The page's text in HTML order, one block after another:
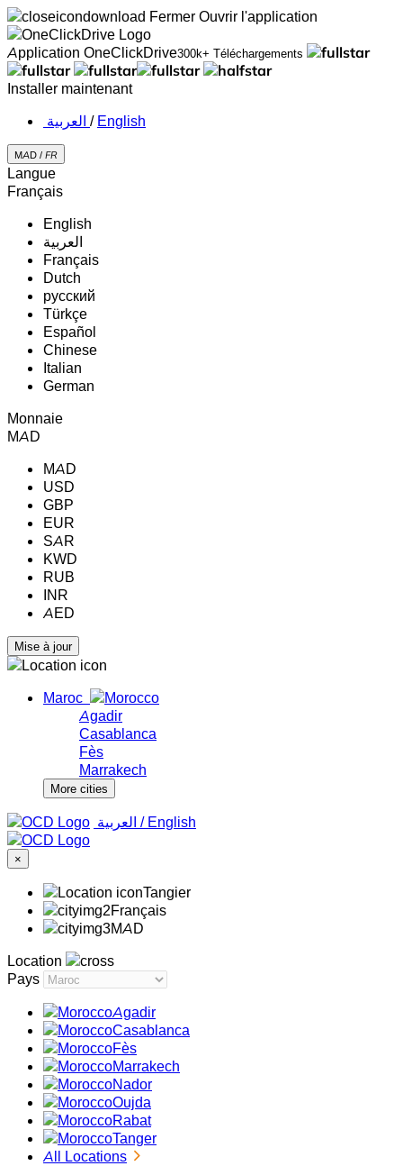
Fermer Ouvrir l'application
Application OneClickDrive300k+ Téléchargements
Installer maintenant
‏العربية ‏ / English
MAD / FR
Langue
Français
English
‏العربية‏
Français
Dutch
русский
Türkçe
Español
Chinese
Italian
German
Monnaie
MAD
MAD
USD
GBP
EUR
SAR
KWD
RUB
INR
AED
Maroc
Agadir
Casablanca
Fès
Marrakech
More cities
‏العربية ‏ / English
×
Tangier
Français
MAD
Location
Pays
Agadir
Casablanca
Fès
Marrakech
Nador
Oujda
Rabat
Tanger
All Locations